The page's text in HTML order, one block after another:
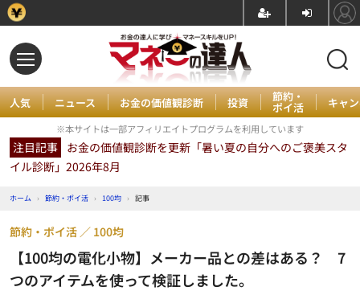
人気 ニュース お金の価値観診断 投資 節約・
ポイ活 キャ
※本サイトは一部アフィリエイトプログラムを利用しています
注目記事 お金の価値観診断を更新「暑い夏の自分へのご褒美スタ
イル診断」2026年8月
ホーム › 節約・ポイ活 › 100均 › 記事
【100均の電化小物】メーカー品との差はある？ 7
つのアイテムを使って検証しました。
節約・ポイ活 100均